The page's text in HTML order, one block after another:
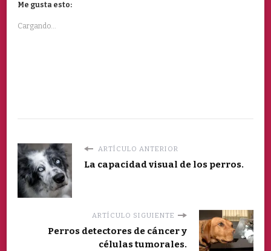
Me gusta esto:
Cargando...
ARTÍCULO ANTERIOR
La capacidad visual de los perros.
ARTÍCULO SIGUIENTE
Perros detectores de cáncer y
células tumorales.